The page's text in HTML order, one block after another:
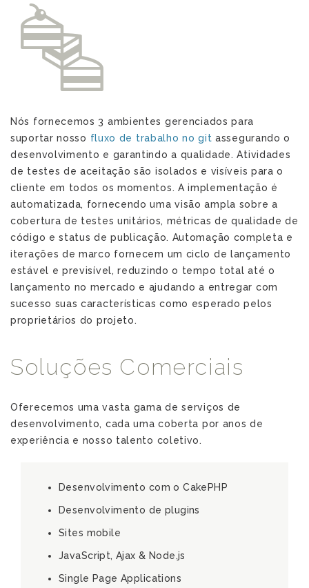
t
Nós fornecemos 3 ambientes gerenciados para
suportar nosso fluxo de trabalho no git assegurando o
desenvolvimento e garantindo a qualidade. Atividades
de testes de aceitação são isolados e visíveis para o
cliente em todos os momentos. A implementação é
automatizada, fornecendo uma visão ampla sobre a
cobertura de testes unitários, métricas de qualidade de
código e status de publicação. Automação completa e
iterações de marco fornecem um ciclo de lançamento
estável e previsível, reduzindo o tempo total até o
lançamento no mercado e ajudando a entregar com
sucesso suas características como esperado pelos
proprietários do projeto.
Soluções Comerciais
Oferecemos uma vasta gama de serviços de
desenvolvimento, cada uma coberta por anos de
experiência e nosso talento coletivo.
Desenvolvimento com o CakePHP
Desenvolvimento de plugins
Sites mobile
JavaScript, Ajax & Node.js
Single Page Applications